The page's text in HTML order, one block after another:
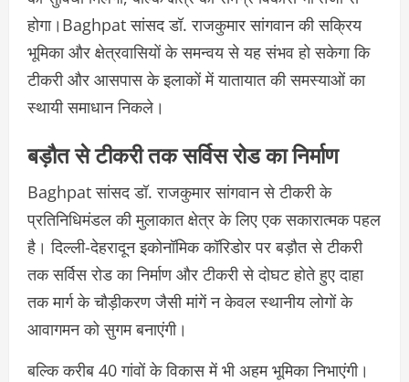
होगा।Baghpat सांसद डॉ. राजकुमार सांगवान की सक्रिय
भूमिका और क्षेत्रवासियों के समन्वय से यह संभव हो सकेगा कि
टीकरी और आसपास के इलाकों में यातायात की समस्याओं का
स्थायी समाधान निकले।
बड़ौत से टीकरी तक सर्विस रोड का निर्माण
Baghpat सांसद डॉ. राजकुमार सांगवान से टीकरी के
प्रतिनिधिमंडल की मुलाकात क्षेत्र के लिए एक सकारात्मक पहल
है। दिल्ली-देहरादून इकोनॉमिक कॉरिडोर पर बड़ौत से टीकरी
तक सर्विस रोड का निर्माण और टीकरी से दोघट होते हुए दाहा
तक मार्ग के चौड़ीकरण जैसी मांगें न केवल स्थानीय लोगों के
आवागमन को सुगम बनाएंगी।
बल्कि करीब 40 गांवों के विकास में भी अहम भूमिका निभाएंगी।